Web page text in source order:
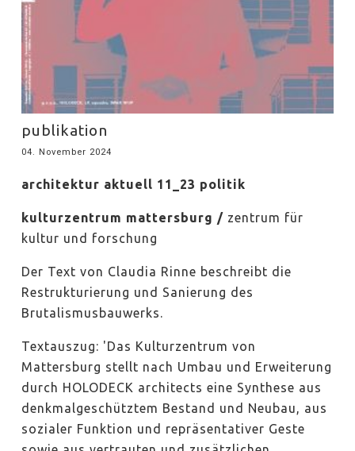
publikation
04. November 2024
architektur aktuell 11_23 politik
kulturzentrum mattersburg /zentrum für
kultur und forschung
Der Text von Claudia Rinne beschreibt die
Restrukturierung und Sanierung des
Brutalismusbauwerks.
Textauszug: 'Das Kulturzentrum von
Mattersburg stellt nach Umbau und Erweiterung
durch HOLODECK architects eine Synthese aus
denkmalgeschütztem Bestand und Neubau, aus
sozialer Funktion und repräsentativer Geste